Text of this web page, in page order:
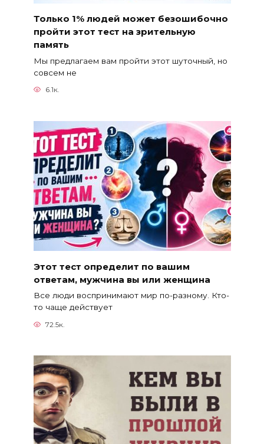
Только 1% людей может безошибочно
пройти этот тест на зрительную
память
Мы предлагаем вам пройти этот шуточный, но
совсем не
6.1к.
Этот тест определит по вашим
ответам, мужчина вы или женщина
Все люди воспринимают мир по-разному. Кто-
то чаще действует
72.5к.